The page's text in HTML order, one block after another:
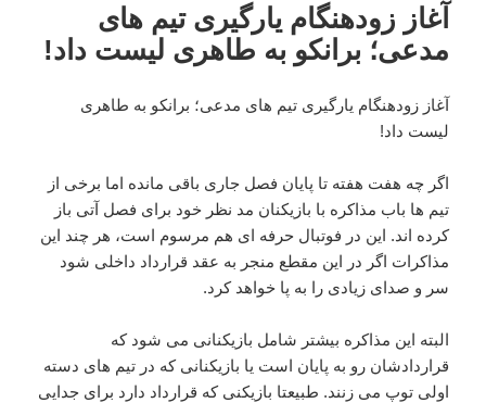
آغاز زودهنگام یارگیری تیم های
مدعی؛ برانکو به طاهری لیست داد!
آغاز زودهنگام یارگیری تیم های مدعی؛ برانکو به طاهری
لیست داد!
اگر چه هفت هفته تا پایان فصل جاری باقی مانده اما برخی از
تیم ها باب مذاکره با بازیکنان مد نظر خود برای فصل آتی باز
کرده اند. این در فوتبال حرفه ای هم مرسوم است، هر چند این
مذاکرات اگر در این مقطع منجر به عقد قرارداد داخلی شود
سر و صدای زیادی را به پا خواهد کرد.
البته این مذاکره بیشتر شامل بازیکنانی می شود که
قراردادشان رو به پایان است یا بازیکنانی که در تیم های دسته
اولی توپ می زنند. طبیعتا بازیکنی که قرارداد دارد برای جدایی